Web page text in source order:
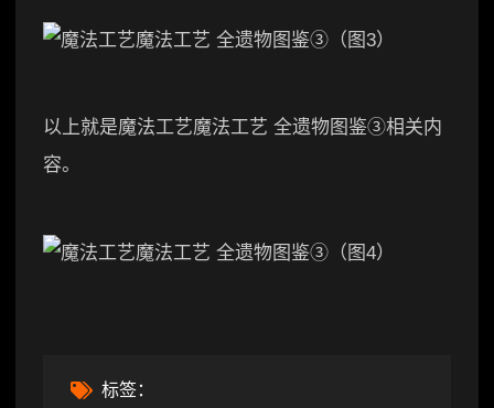
以上就是魔法工艺魔法工艺 全遗物图鉴③相关内
容。
标签：